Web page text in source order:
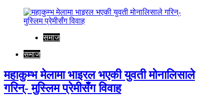
समाज
समाज
महाकुम्भ मेलामा भाइरल भएकी युवती मोनालिसाले
गरिन्- मुस्लिम प्रेमीसँग विवाह